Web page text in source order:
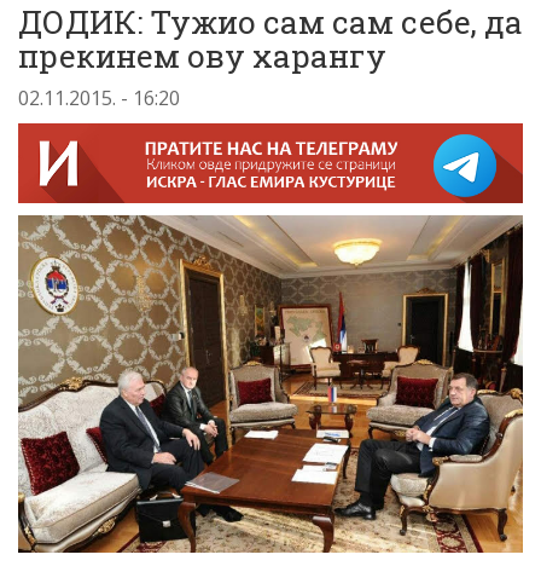
ДОДИК: Тужио сам сам себе, да
прекинем ову харангу
02.11.2015. - 16:20